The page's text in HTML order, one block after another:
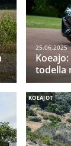
25.06.2025
todella
KOEAJOT